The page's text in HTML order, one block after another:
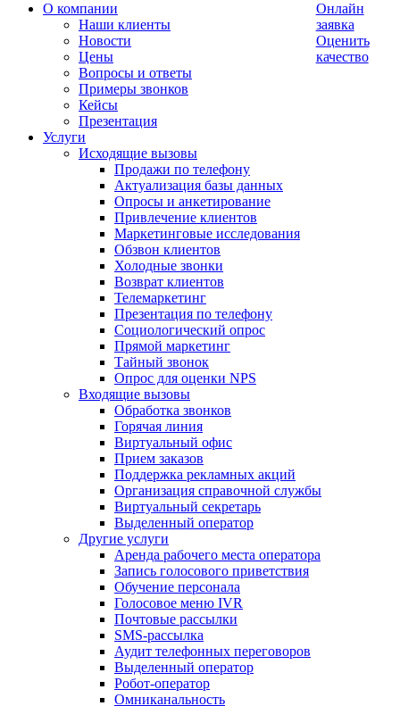
Онлайн
заявка
Оценить
качество
О компании
Наши клиенты
Новости
Цены
Вопросы и ответы
Примеры звонков
Кейсы
Презентация
Услуги
Исходящие вызовы
Продажи по телефону
Актуализация базы данных
Опросы и анкетирование
Привлечение клиентов
Маркетинговые исследования
Обзвон клиентов
Холодные звонки
Возврат клиентов
Телемаркетинг
Презентация по телефону
Социологический опрос
Прямой маркетинг
Тайный звонок
Опрос для оценки NPS
Входящие вызовы
Обработка звонков
Горячая линия
Виртуальный офис
Прием заказов
Поддержка рекламных акций
Организация справочной службы
Виртуальный секретарь
Выделенный оператор
Другие услуги
Аренда рабочего места оператора
Запись голосового приветствия
Обучение персонала
Голосовое меню IVR
Почтовые рассылки
SMS-рассылка
Аудит телефонных переговоров
Выделенный оператор
Робот-оператор
Омниканальность